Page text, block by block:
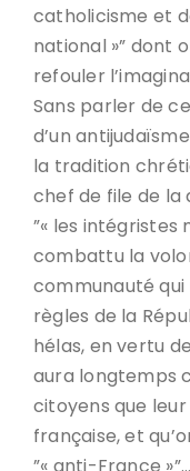
catholicisme et
national »” dont
refouler
Sans parler de
d’un
la tradition
chef de file de
”« les intégristes
combattu la
communauté
règles de la
hélas, en vertu
aura longtemps
citoyens que
française, et